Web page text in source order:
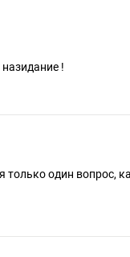
!
один вопрос,